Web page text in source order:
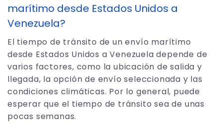
marítimo desde Estados Unidos a
Venezuela?
El tiempo de tránsito de un envío marítimo
desde Estados Unidos a Venezuela depende de
varios factores, como la ubicación de salida y
llegada, la opción de envío seleccionada y las
condiciones climáticas. Por lo general, puede
esperar que el tiempo de tránsito sea de unas
pocas semanas.